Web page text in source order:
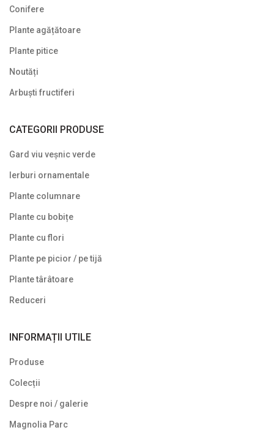
Syringa (Liliac)
Tamarix
Yucca
Arbuști fructiferi
Conifere
Ghivece de piatra
Ierburi ornamentale
Conifere
Plante agățătoare
Plante pitice
Noutăți
Arbuști fructiferi
CATEGORII PRODUSE
Gard viu veșnic verde
Ierburi ornamentale
Plante columnare
Plante cu bobițe
Plante cu flori
Plante pe picior / pe tijă
Plante târâtoare
Reduceri
INFORMAȚII UTILE
Produse
Colecții
Despre noi / galerie
Magnolia Parc